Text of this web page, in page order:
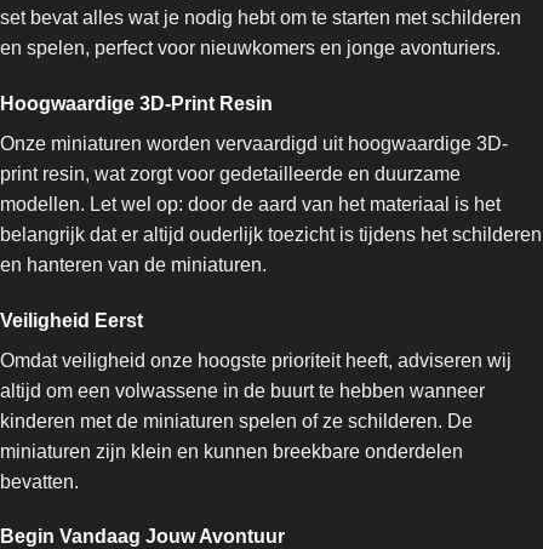
set bevat alles wat je nodig hebt om te starten met schilderen
en spelen, perfect voor nieuwkomers en jonge avonturiers.
Hoogwaardige 3D-Print Resin
Onze miniaturen worden vervaardigd uit hoogwaardige 3D-
print resin, wat zorgt voor gedetailleerde en duurzame
modellen. Let wel op: door de aard van het materiaal is het
belangrijk dat er altijd ouderlijk toezicht is tijdens het schilderen
en hanteren van de miniaturen.
Veiligheid Eerst
Omdat veiligheid onze hoogste prioriteit heeft, adviseren wij
altijd om een volwassene in de buurt te hebben wanneer
kinderen met de miniaturen spelen of ze schilderen. De
miniaturen zijn klein en kunnen breekbare onderdelen
bevatten.
Begin Vandaag Jouw Avontuur